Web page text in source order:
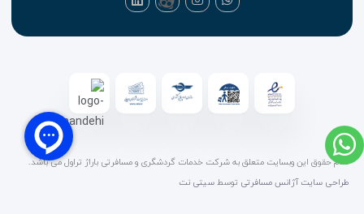
تمام حقوق این وبسایت متعلق به شرکت خدمات گردشگری و مسافرتی باراژ تراول می باشد.
طراحی سایت آژانس مسافرتی توسط سیتی نت